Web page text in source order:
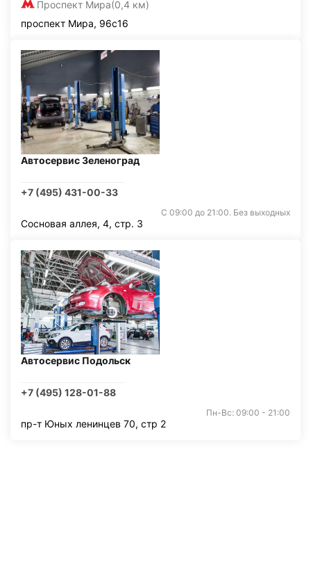
Проспект Мира(0,4 км)
проспект Мира, 96с16
Автосервис Зеленоград
+7 (495) 431-00-33
С 09:00 до 21:00. Без выходных
Сосновая аллея, 4, стр. 3
Автосервис Подольск
+7 (495) 128-01-88
Пн-Вс: 09:00 - 21:00
пр-т Юных ленинцев 70, стр 2